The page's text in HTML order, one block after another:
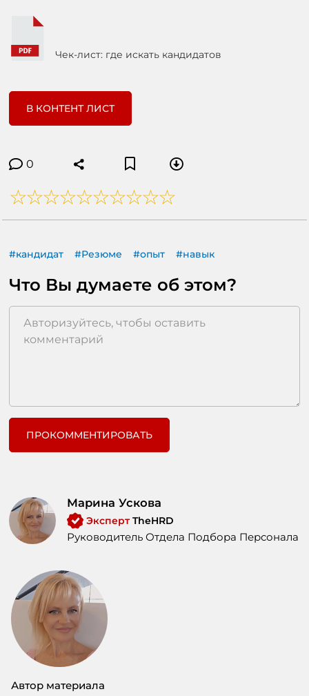
Автор материала
Чек-лист: где искать кандидатов
В КОНТЕНТ ЛИСТ
0
#кандидат #Резюме #опыт #навык
Что Вы думаете об этом?
ПРОКОММЕНТИРОВАТЬ
Марина Ускова
ЭкспертTheHRD
Руководитель Отдела Подбора Персонала